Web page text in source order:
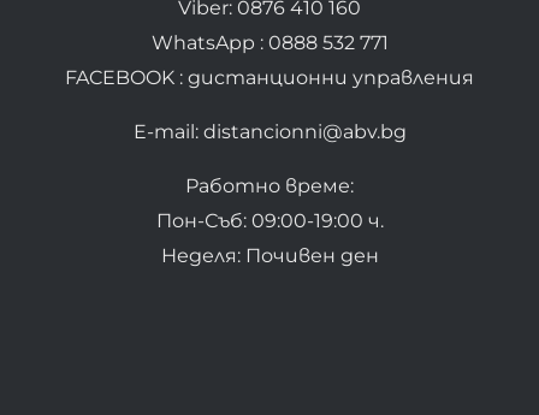
Viber: 0876 410 160
WhatsApp : 0888 532 771
FACEBOOK : дистанционни управления
E-mail: distancionni@abv.bg
Работно време:
Пон-Съб: 09:00-19:00 ч.
Неделя: Почивен ден